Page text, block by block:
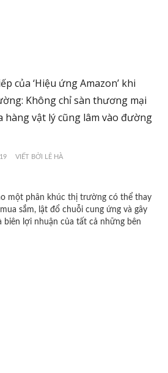
của ‘Hiệu ứng Amazon’ khi
Không chỉ sàn thương mại
hàng vật lý cũng lâm vào đường
VIẾT BỞI LÊ HÀ
một phân khúc thị trường có thể thay
sắm, lật đổ chuỗi cung ứng và gây
biên lợi nhuận của tất cả những bên